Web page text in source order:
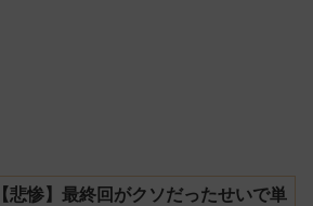
【悲惨】最終回がクソだったせいで単